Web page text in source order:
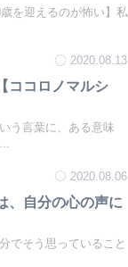
を迎えるのが怖い】私
2020.08.13
ココロノマルシ
う言葉に、ある意味
2020.08.06
、自分の心の声に
でそう思っていること